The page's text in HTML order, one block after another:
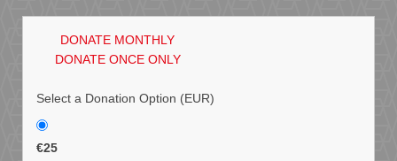
DONATE MONTHLY
DONATE ONCE ONLY
Select a Donation Option (EUR)
€25